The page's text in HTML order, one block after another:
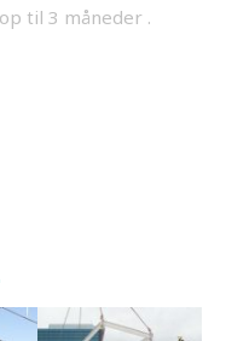
til 3 måneder .